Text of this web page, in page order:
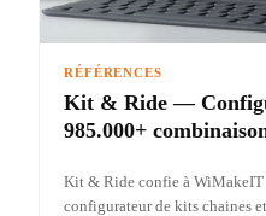
RÉFÉRENCES
Kit & Ride —
985.000+
Kit & Ride confie à WiMakeIT
configurateur de kits chaines